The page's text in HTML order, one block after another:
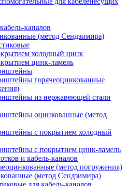
каналов
(метод Сендзимира)
холодный цинк
цинк-ламель
горячеоцинкованные
из нержавеющей стали
оцинкованные (метод
с покрытием холодный
с покрытием цинк-ламель
и кабель-каналов
(метод погружения)
(метод Сендзимира)
для кабель-каналов